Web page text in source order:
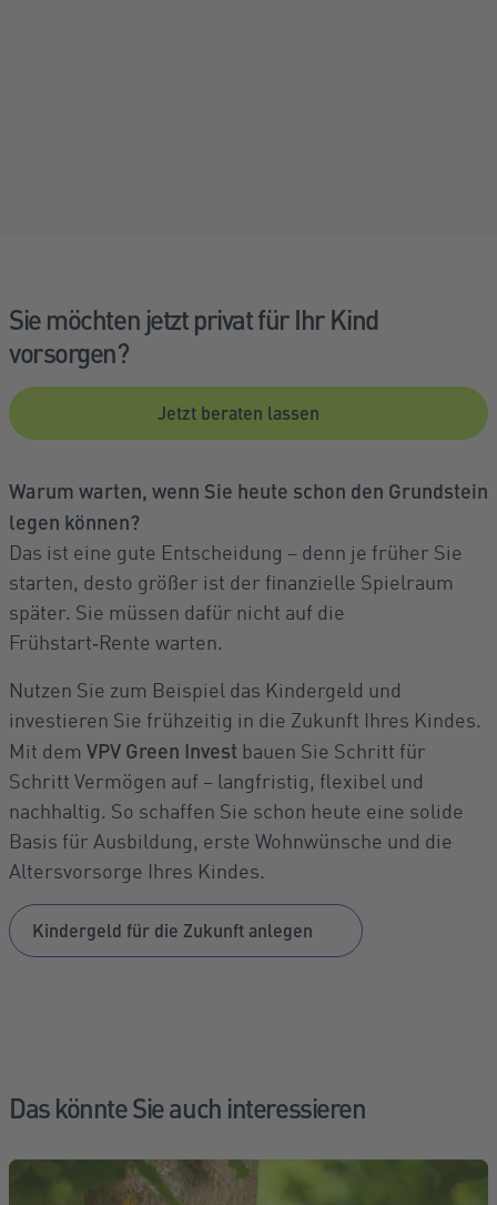
Sie möchten jetzt privat für Ihr Kind
vorsorgen?
Jetzt beraten lassen
Warum warten, wenn Sie heute schon den Grundstein
legen können?
Das ist eine gute Entscheidung – denn je früher Sie
starten, desto größer ist der finanzielle Spielraum
später. Sie müssen dafür nicht auf die
Frühstart‑Rente warten.
Nutzen Sie zum Beispiel das Kindergeld und
investieren Sie frühzeitig in die Zukunft Ihres Kindes.
Mit dem VPV Green Invest bauen Sie Schritt für
Schritt Vermögen auf – langfristig, flexibel und
nachhaltig. So schaffen Sie schon heute eine solide
Basis für Ausbildung, erste Wohnwünsche und die
Altersvorsorge Ihres Kindes.
Kindergeld für die Zukunft anlegen
Das könnte Sie auch interessieren